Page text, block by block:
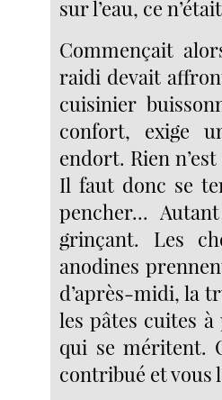
sur l’eau, ce
Commençait
raidi devait
cuisinier
confort, exige
endort. Rien
Il faut donc se
pencher...
grinçant. Les
anodines
d’après-midi, la
les pâtes cuites
qui se méritent.
contribué et vous